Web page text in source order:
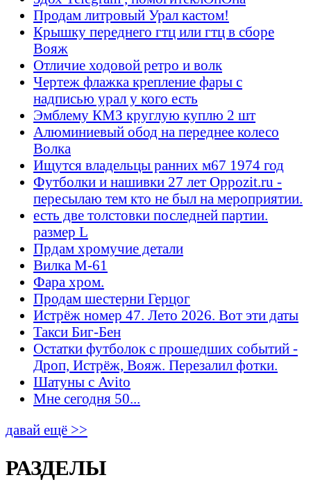
Продам литровый Урал кастом!
Крышку переднего гтц или гтц в сборе
Вояж
Отличие ходовой ретро и волк
Чертеж флажка крепление фары с
надписью урал у кого есть
Эмблему КМЗ круглую куплю 2 шт
Алюминиевый обод на переднее колесо
Волка
Ищутся владельцы ранних м67 1974 год
Футболки и нашивки 27 лет Oppozit.ru -
пересылаю тем кто не был на мероприятии.
есть две толстовки последней партии.
размер L
Прдам хромучие детали
Вилка М-61
Фара хром.
Продам шестерни Герцог
Истрёж номер 47. Лето 2026. Вот эти даты
Такси Биг-Бен
Остатки футболок с прошедших событий -
Дроп, Истрёж, Вояж. Перезалил фотки.
Шатуны с Avito
Мне сегодня 50...
давай ещё >>
РАЗДЕЛЫ